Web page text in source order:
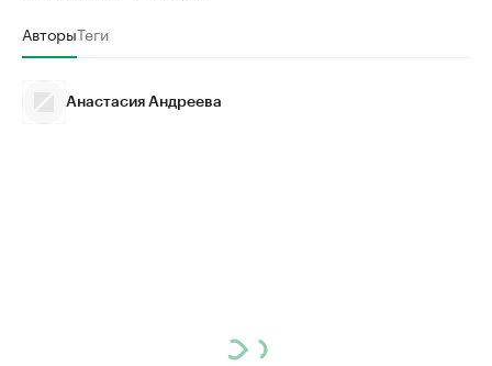
АвторыТеги
Анастасия Андреева